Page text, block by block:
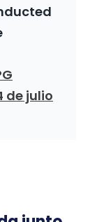
de julio